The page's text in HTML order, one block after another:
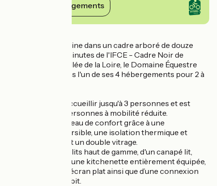
Voir ses engagements
Niché sur une colline dans un cadre arboré de douze
hectares à deux minutes de l'IFCE - Cadre Noir de
Saumur dans la vallée de la Loire, le Domaine Équestre
vous accueille dans l'un de ses 4 hébergements pour 2 à
Le Studio 1 peut accueillir jusqu'à 3 personnes et est
équipé pour les personnes à mobilité réduite.
Il offre un haut niveau de confort grâce à une
climatisation réversible, une isolation thermique et
sonore avancée et un double vitrage.
Il dispose de deux lits haut de gamme, d'un canapé lit,
d’une salle d’eau, d’une kitchenette entièrement équipée,
d’une télévision à écran plat ainsi que d’une connexion
internet à haut débit.